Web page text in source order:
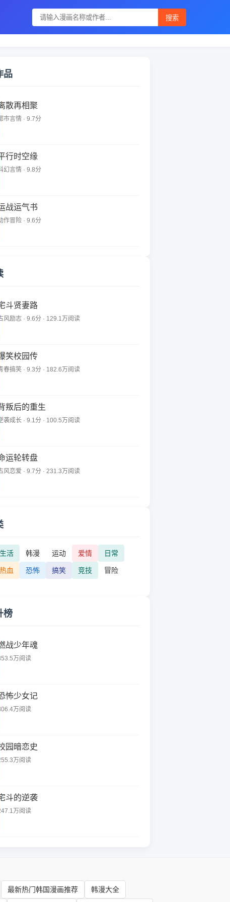
搜索
斗贤妻路
风励志 · 9.6分 · 129.1万阅读
笑校园传
春搞笑 · 9.3分 · 182.6万阅读
叛后的重生
袭成长 · 9.1分 · 100.5万阅读
运轮转盘
风恋爱 · 9.7分 · 231.3万阅读
生活 韩漫 运动 爱情 日常
热血 恐怖 搞笑 竞技 冒险
榜
战少年魂
万阅读
怖少女记
万阅读
园暗恋史
万阅读
斗的逆袭
万阅读
品
散再相聚
市言情 · 9.7分
行时空缘
幻言情 · 9.8分
战运气书
作冒险 · 9.6分
最新热门韩国漫画推荐 韩漫大全